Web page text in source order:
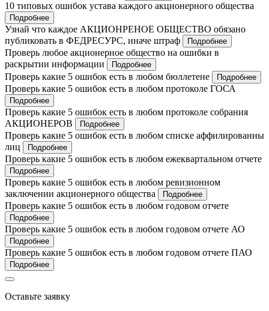
10 типовых ошибок устава каждого акционерного общества
Подробнее
Узнай что каждое АКЦИОНРЕНОЕ ОБЩЕСТВО обязано
публиковать в ФЕДРЕСУРС, иначе штраф
Подробнее
Проверь любое акционерное общество на ошибки в
раскрытии информации
Подробнее
Проверь какие 5 ошибок есть в любом бюллетене Подробнее
Проверь какие 5 ошибок есть в любом протоколе ГОСА
Подробнее
Проверь какие 5 ошибок есть в любом протоколе собрания
АКЦИОНЕРОВ
Подробнее
Проверь какие 5 ошибок есть в любом списке аффилированны
лиц
Подробнее
Проверь какие 5 ошибок есть в любом ежеквартальном отчете
Подробнее
Проверь какие 5 ошибок есть в любом ревизионном
заключении акционерного общества
Подробнее
Проверь какие 5 ошибок есть в любом годовом отчете
Подробнее
Проверь какие 5 ошибок есть в любом годовом отчете АО
Подробнее
Проверь какие 5 ошибок есть в любом годовом отчете ПАО
Подробнее
Оставьте заявку